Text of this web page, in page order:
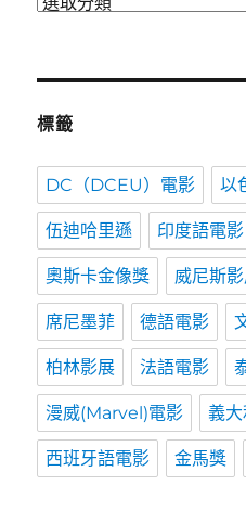
標籤
DC（DCEU）電影 以
伍迪哈里遜 印度語電影
奧斯卡金像獎 威尼斯
席尼墨菲 德語電影
柏林影展 法語電影
漫威(Marvel)電影 義
西班牙語電影 金馬獎